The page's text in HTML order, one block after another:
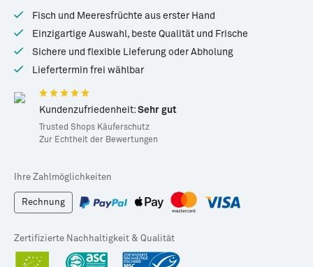
Fisch und Meeresfrüchte aus erster Hand
Einzigartige Auswahl, beste Qualität und Frische
Sichere und flexible Lieferung oder Abholung
Liefertermin frei wählbar
Kundenzufriedenheit: Sehr gut
Trusted Shops Käuferschutz
Zur Echtheit der Bewertungen
Ihre Zahlmöglichkeiten
Rechnung
Zertifizierte Nachhaltigkeit & Qualität